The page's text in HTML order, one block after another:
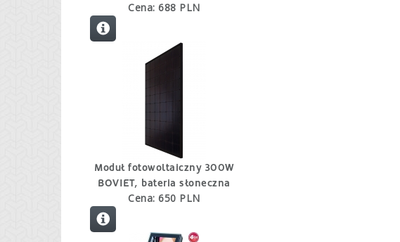
Cena: 688 PLN
Moduł fotowoltaiczny 300W
BOVIET, bateria słoneczna
Cena: 650 PLN